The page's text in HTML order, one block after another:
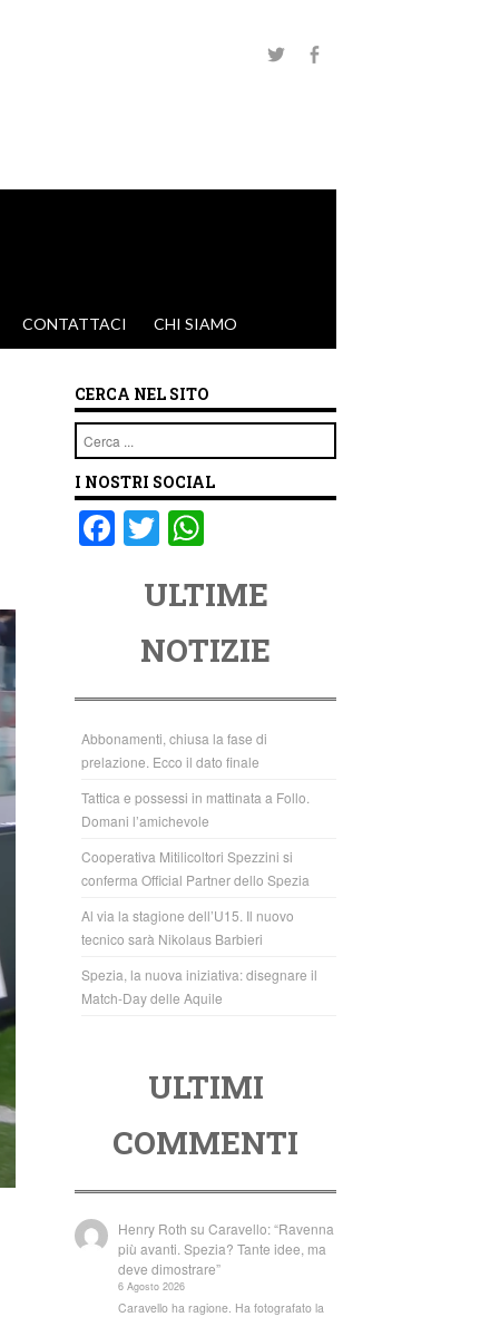
CONTATTACI CHI SIAMO
CERCA NEL SITO
Cerca
I NOSTRI SOCIAL
F
o
o
k
T
tt
er
at
s
A
p
p
ULTIME
NOTIZIE
Abbonamenti, chiusa la fase di
prelazione. Ecco il dato finale
Tattica e possessi in mattinata a Follo.
Domani l’amichevole
Cooperativa Mitilicoltori Spezzini si
conferma Official Partner dello Spezia
Al via la stagione dell’U15. Il nuovo
tecnico sarà Nikolaus Barbieri
Spezia, la nuova iniziativa: disegnare il
Match-Day delle Aquile
ULTIMI
COMMENTI
Henry Roth suCaravello: “Ravenna
più avanti. Spezia? Tante idee, ma
deve dimostrare”
6 Agosto 2026
Caravello ha ragione. Ha fotografato la